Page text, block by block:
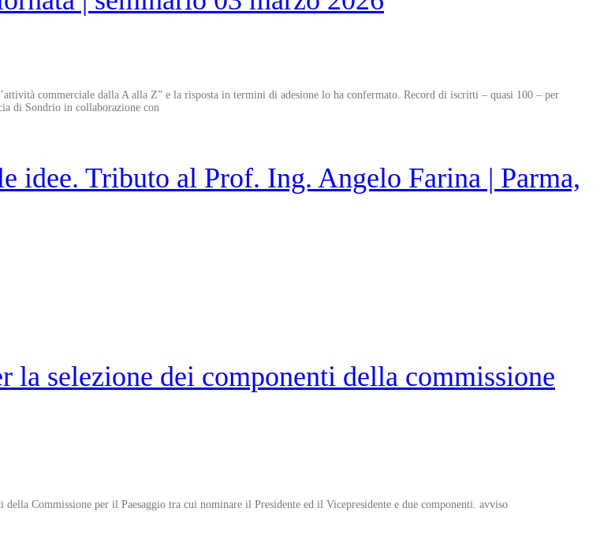
commerciale dalla A alla Z” e la risposta in termini di adesione lo ha confermato. Record di iscritti – quasi 100 – per
di Sondrio in collaborazione con
idee. Tributo al Prof. Ing. Angelo Farina | Parma,
selezione dei componenti della commissione
Commissione per il Paesaggio tra cui nominare il Presidente ed il Vicepresidente e due componenti. avviso